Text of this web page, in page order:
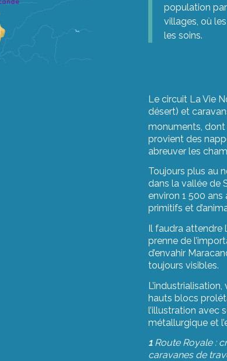
population
villages, où
les soins.
Le circuit La Vie
désert) et
monuments, dont
provient des
abreuver les
Toujours plus au
dans la vallée de
environ 1 500
primitifs et
Il faudra attendre
prenne de
d’envahir
toujours visibles.
hauts blocs
l’illustration avec
métallurgique et
1Route Royale :
caravanes de